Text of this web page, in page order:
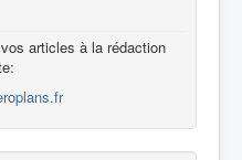
articles à la rédaction